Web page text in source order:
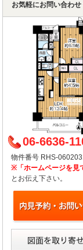
お気軽にお問い合わ
06-6636-
物件番号 RHS-
※「ホームページを見
とお伝え下さい。